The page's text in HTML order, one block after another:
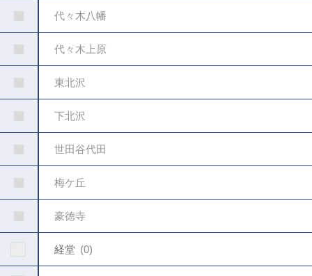
代々木八幡
代々木上原
東北沢
下北沢
世田谷代田
梅ケ丘
豪徳寺
経堂 0